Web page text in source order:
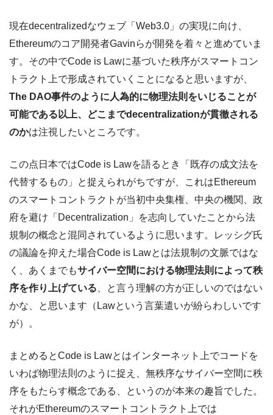
現在decentralizedなウェブ「Web3.0」の実現に向け、
Ethereumのコア開発者Gavinらが開発を着々と進めていま
す。その中でCode is Lawに基づいた秩序がスマートコン
トラクト上で形成されていくことになると思いますが、
The DAO事件のように人為的に物理法則をいじることが
可能である以上、どこまでdecentralizationが貫徹される
のかは注視したいところです。
この点日本ではCode is Lawを語るとき「既存の成文法を
代替するもの」と捉えられがちですが、これはEthereum
のスマートコントラクトが当初中央集権、中央の機関、政
府を避け「Decentralization」を志向していたことから法
規制の概念と混同されているように思います。レッシグ氏
の議論を抑えた場合Code is Lawとは法規制の文脈ではな
く、あくまでもサイバー空間における物理法則によって秩
序を作り上げている 、と言う理解の方が正しいのではない
かな、と思います（Lawという言葉遣いが紛らわしいです
が）。
まとめるとCode is Lawとはインターネット上でコードを
いわば物理法則のように捉え、無秩序なサイバー空間に秩
序をもたらす概念である、というのが本来の趣旨でした。
それがEthereumのスマートコントラクト上では